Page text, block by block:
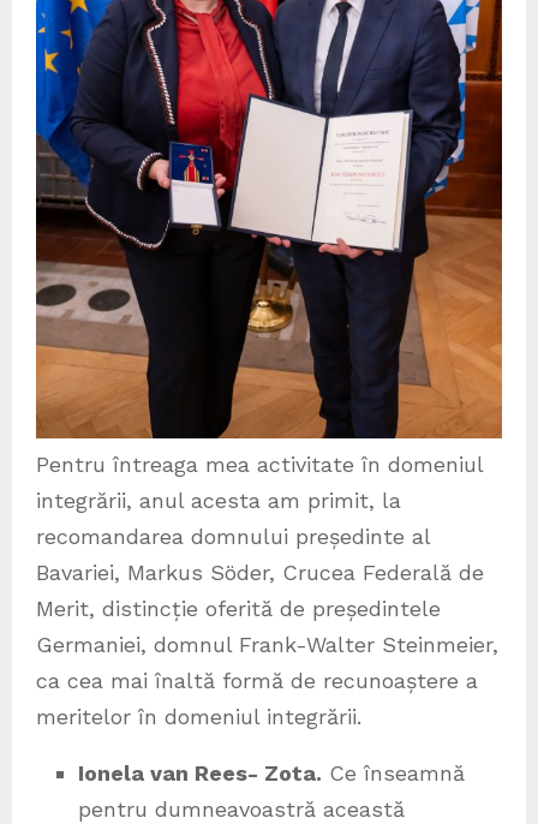
Pentru întreaga mea activitate în domeniul
integrării, anul acesta am primit, la
recomandarea domnului președinte al
Bavariei, Markus Söder, Crucea Federală de
Merit, distincție oferită de președintele
Germaniei, domnul Frank-Walter Steinmeier,
ca cea mai înaltă formă de recunoaștere a
meritelor în domeniul integrării.
Ionela van Rees- Zota. Ce înseamnă
pentru dumneavoastră această